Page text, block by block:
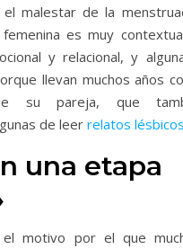
malestar de la
es muy
y relacional, y
llevan muchos años
su pareja, que
de leer relatos lésbicos
una etapa
motivo por el que